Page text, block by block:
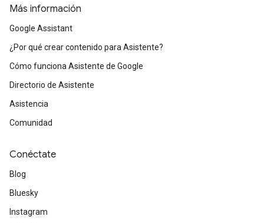
Más información
Google Assistant
¿Por qué crear contenido para Asistente?
Cómo funciona Asistente de Google
Directorio de Asistente
Asistencia
Comunidad
Conéctate
Blog
Bluesky
Instagram